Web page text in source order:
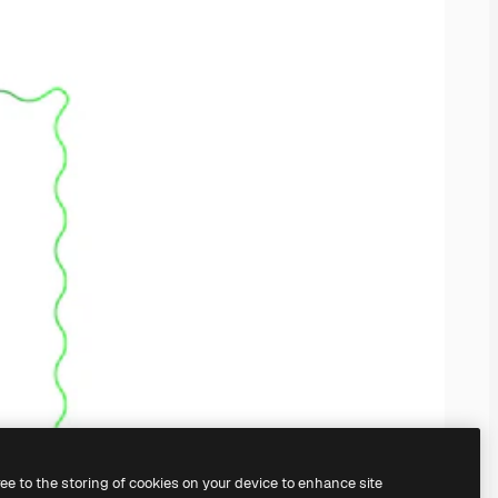
to the storing of cookies on your device to enhance site